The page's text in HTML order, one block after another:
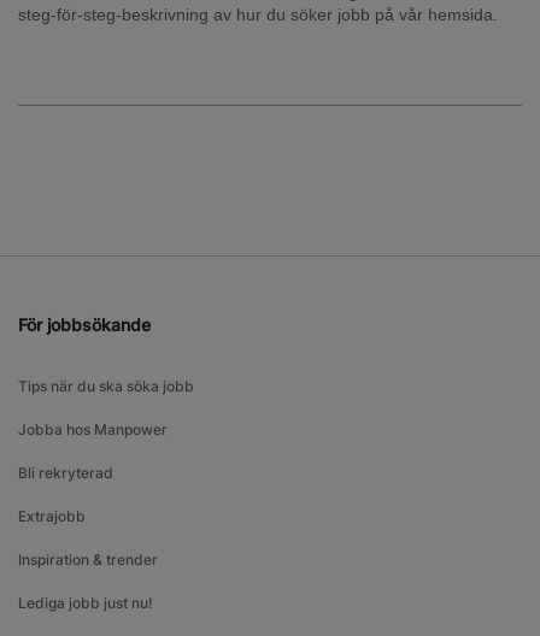
steg-för-steg-beskrivning av hur du söker jobb på vår hemsida.
För jobbsökande
Tips när du ska söka jobb
Jobba hos Manpower
Bli rekryterad
Extrajobb
Inspiration & trender
Lediga jobb just nu!